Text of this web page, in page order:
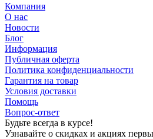
Компания
О нас
Новости
Блог
Информация
Публичная оферта
Политика конфиденциальности
Гарантия на товар
Условия доставки
Помощь
Вопрос-ответ
Будьте всегда в курсе!
Узнавайте о скидках и акциях